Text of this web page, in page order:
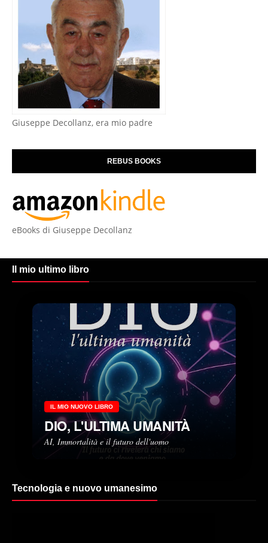
Giuseppe Decollanz, era mio padre
REBUS BOOKS
eBooks di Giuseppe Decollanz
Il mio ultimo libro
IL MIO NUOVO LIBRO
DIO, L'ULTIMA UMANITÀ
AI, Immortalità e il futuro dell'uomo
Tecnologia e nuovo umanesimo